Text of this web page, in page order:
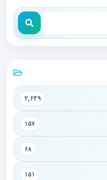
۲,۶۴۹
۱۵۷
۶۸
۱۵۱